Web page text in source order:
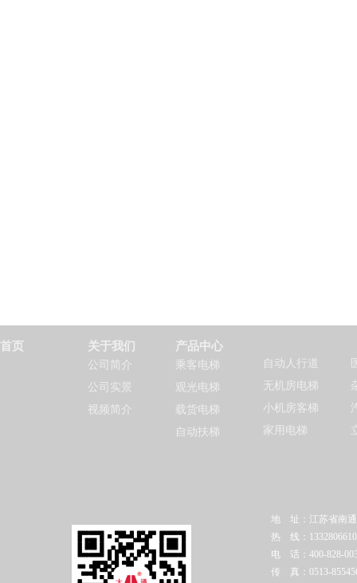
首页 关于我们
公司简介
公司实景
视频简介
产品中心
乘客电梯
观光电梯
载货电梯
自动扶梯
自动人行道
无机房电梯
小机房客梯
家用电梯
地 址：江苏省南通
热 线：
电 话：400-828-
传 真：0513-